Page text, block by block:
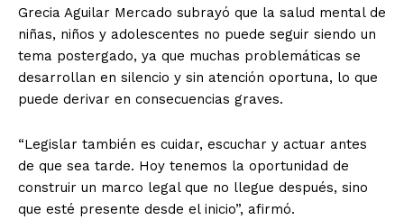
Grecia Aguilar Mercado subrayó que la salud mental de
niñas, niños y adolescentes no puede seguir siendo un
tema postergado, ya que muchas problemáticas se
desarrollan en silencio y sin atención oportuna, lo que
puede derivar en consecuencias graves.
“Legislar también es cuidar, escuchar y actuar antes
de que sea tarde. Hoy tenemos la oportunidad de
construir un marco legal que no llegue después, sino
que esté presente desde el inicio”, afirmó.